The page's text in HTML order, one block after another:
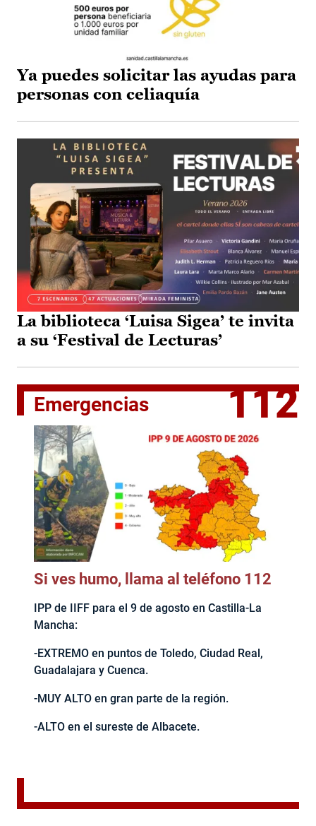
Ya puedes solicitar las ayudas para
personas con celiaquía
La biblioteca ‘Luisa Sigea’ te invita
a su ‘Festival de Lecturas’
Emergencias 112
Si ves humo, llama al teléfono 112
IPP de IIFF para el 9 de agosto en Castilla-La
Mancha:
-EXTREMO en puntos de Toledo, Ciudad Real,
Guadalajara y Cuenca.
-MUY ALTO en gran parte de la región.
-ALTO en el sureste de Albacete.